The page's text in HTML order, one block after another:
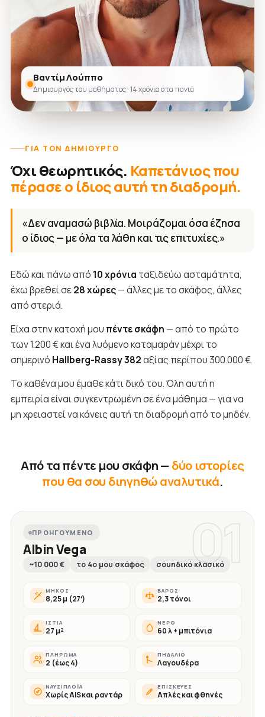
Βαντίμ Λούππο
Δημιουργός του μαθήματος · 14 χρόνια στα πανιά
ΓΙΑ ΤΟΝ ΔΗΜΙΟΥΡΓΌ
Όχι θεωρητικός. Καπετάνιος που
πέρασε ο ίδιος αυτή τη διαδρομή.
«Δεν αναμασώ βιβλία. Μοιράζομαι όσα έζησα
ο ίδιος — με όλα τα λάθη και τις επιτυχίες.»
Εδώ και πάνω από 10 χρόνια ταξιδεύω ασταμάτητα,
έχω βρεθεί σε28 χώρες— άλλες με το σκάφος, άλλες
από στεριά.
Είχα στην κατοχή μου πέντε σκάφη — από το πρώτο
των 1.200 € και ένα λυόμενο καταμαράν μέχρι το
σημερινό Hallberg-Rassy 382αξίας περίπου 300.000 €.
Το καθένα μου έμαθε κάτι δικό του. Όλη αυτή η
εμπειρία είναι συγκεντρωμένη σε ένα μάθημα — για να
μη χρειαστεί να κάνεις αυτή τη διαδρομή από το μηδέν.
Από τα πέντε μου σκάφη — δύο ιστορίες
που θα σου διηγηθώ αναλυτικά.
01
ΠΡΟΗΓΟΎΜΕΝΟ
Albin Vega
~10 000 € το 4ο μου σκάφος σουηδικό κλασικό
ΜΉΚΟΣ
8,25 μ (27′)
ΒΆΡΟΣ
2,3 τόνοι
ΙΣΤΊΑ
27 μ²
ΝΕΡΌ
60 λ + μπιτόνια
ΠΛΉΡΩΜΑ
2 (έως 4)
ΠΗΔΆΛΙΟ
Λαγουδέρα
ΝΑΥΣΙΠΛΟΪ́Α
Χωρίς AIS και ραντάρ
ΕΠΙΣΚΕΥΈΣ
Απλές και φθηνές